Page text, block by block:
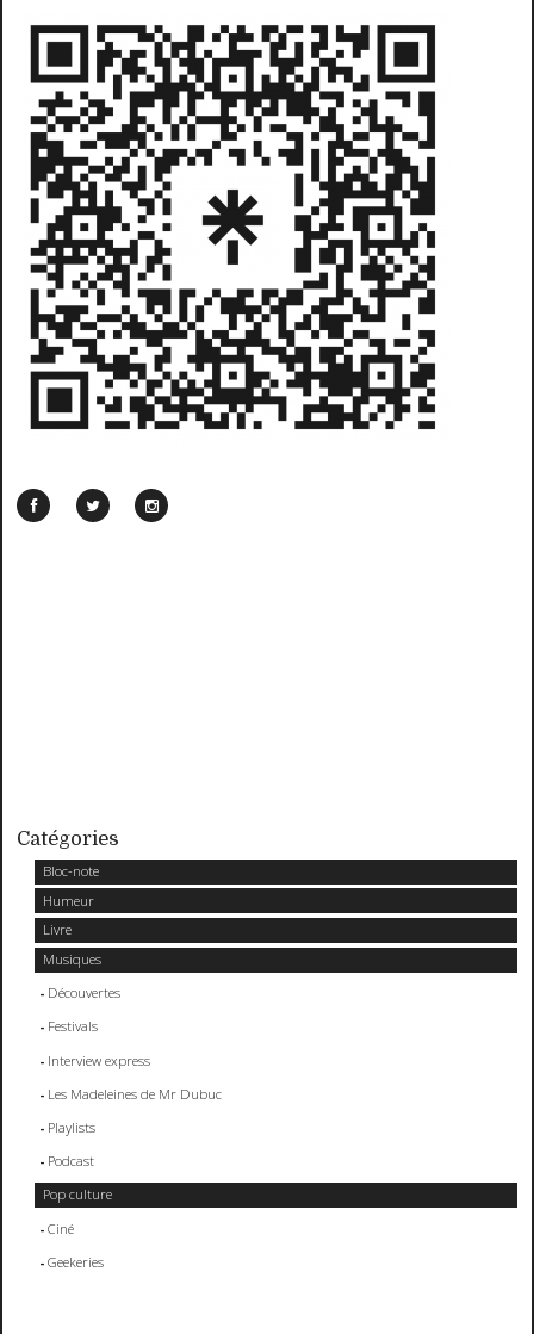
Catégories
Bloc-note
Humeur
Livre
Musiques
Découvertes
Festivals
Interview express
Les Madeleines de Mr Dubuc
Playlists
Podcast
Pop culture
Ciné
Geekeries